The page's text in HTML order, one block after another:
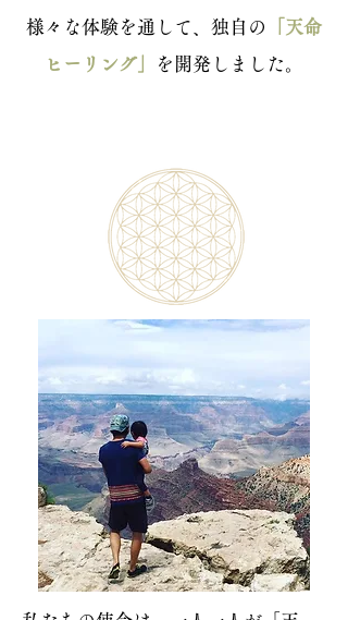
様々な体験を通して、独自の
「天命
ヒーリング」
を開発しました。